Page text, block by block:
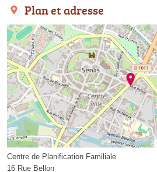
Plan et adresse
Centre de Planification Familiale
16 Rue Bellon